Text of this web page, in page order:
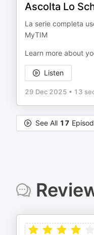
Ascolta Lo
La serie completa
MyTIM
Learn more about
Listen
29 Dec 2025 • 13
See All 17